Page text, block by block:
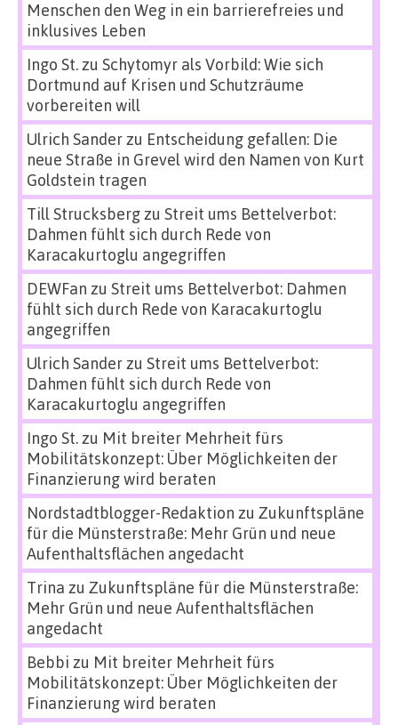
Menschen den Weg in ein barrierefreies und
inklusives Leben
Ingo St.zu Schytomyr als Vorbild: Wie sich
Dortmund auf Krisen und Schutzräume
vorbereiten will
Ulrich Sanderzu Entscheidung gefallen: Die
neue Straße in Grevel wird den Namen von Kurt
Goldstein tragen
Till Strucksbergzu Streit ums Bettelverbot:
Dahmen fühlt sich durch Rede von
Karacakurtoglu angegriffen
DEWFan zu Streit ums Bettelverbot: Dahmen
fühlt sich durch Rede von Karacakurtoglu
angegriffen
Ulrich Sanderzu Streit ums Bettelverbot:
Dahmen fühlt sich durch Rede von
Karacakurtoglu angegriffen
Ingo St.zu Mit breiter Mehrheit fürs
Mobilitätskonzept: Über Möglichkeiten der
Finanzierung wird beraten
Nordstadtblogger-Redaktion zu Zukunftspläne
für die Münsterstraße: Mehr Grün und neue
Aufenthaltsflächen angedacht
Trina zu Zukunftspläne für die Münsterstraße:
Mehr Grün und neue Aufenthaltsflächen
angedacht
Bebbi zu Mit breiter Mehrheit fürs
Mobilitätskonzept: Über Möglichkeiten der
Finanzierung wird beraten